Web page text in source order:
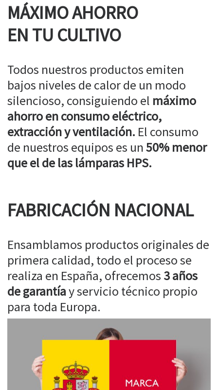
MÁXIMO AHORRO
EN TU CULTIVO
Todos nuestros productos emiten
bajos niveles de calor de un modo
silencioso, consiguiendo el máximo
ahorro en consumo eléctrico,
extracción y ventilación. El consumo
de nuestros equipos es un50% menor
que el de las lámparas HPS.
FABRICACIÓN NACIONAL
Ensamblamos productos originales de
primera calidad, todo el proceso se
realiza en España, ofrecemos 3 años
de garantíay servicio técnico propio
para toda Europa.